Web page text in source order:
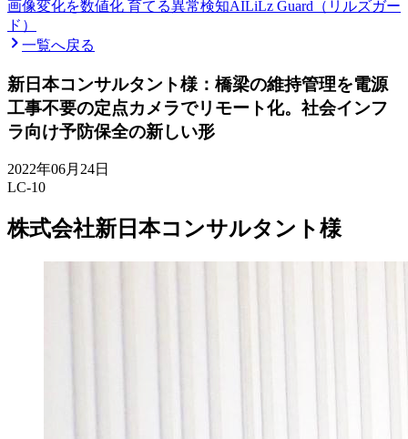
画像変化を数値化 育てる異常検知AILiLz Guard（リルズガー
ド）
一覧へ戻る
新日本コンサルタント様：橋梁の維持管理を電源
工事不要の定点カメラでリモート化。社会インフ
ラ向け予防保全の新しい形
2022年06月24日
LC-10
株式会社新日本コンサルタント様